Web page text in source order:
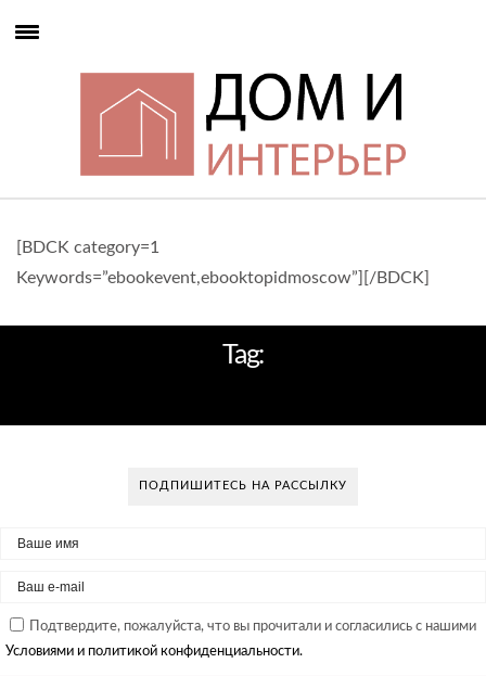
[BDCK category=1
Keywords=”ebookevent,ebooktopidmoscow”][/BDCK]
Tag:
ПОДПИШИТЕСЬ НА РАССЫЛКУ
Подтвердите, пожалуйста, что вы прочитали и согласились с нашими
Условиями и политикой конфиденциальности.